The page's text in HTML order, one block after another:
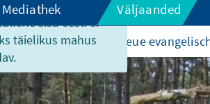
sisu eesti ei
täielikus mahus
Mediathek Väljaanded
Wehrhafte Kirche? Die neue